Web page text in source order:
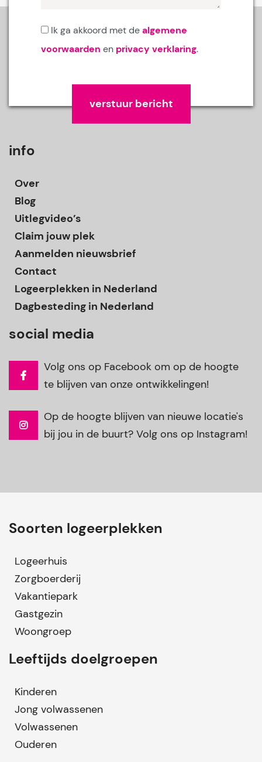
Ik ga akkoord met dealgemene
voorwaarden en privacy verklaring.
info
Over
Blog
Uitlegvideo’s
Claim jouw plek
Aanmelden nieuwsbrief
Contact
Logeerplekken in Nederland
Dagbesteding in Nederland
social media
Volg ons op Facebook om op de hoogte
te blijven van onze ontwikkelingen!
Op de hoogte blijven van nieuwe locatie's
bij jou in de buurt? Volg ons op Instagram!
Soorten logeerplekken
Logeerhuis
Zorgboerderij
Vakantiepark
Gastgezin
Woongroep
Leeftijds doelgroepen
Kinderen
Jong volwassenen
Volwassenen
Ouderen